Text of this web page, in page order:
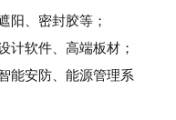
阳、密封胶等；
计软件、高端板材；
能安防、能源管理系